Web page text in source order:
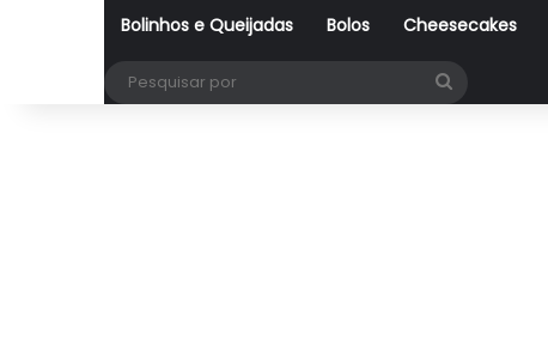
Bolinhos e Queijadas Bolos Cheesecakes